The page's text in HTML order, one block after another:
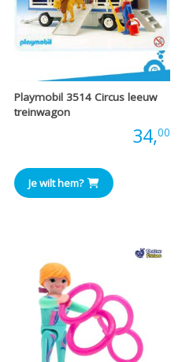
Playmobil 3514 Circus leeuw
treinwagon
34,00
Je wilt hem?